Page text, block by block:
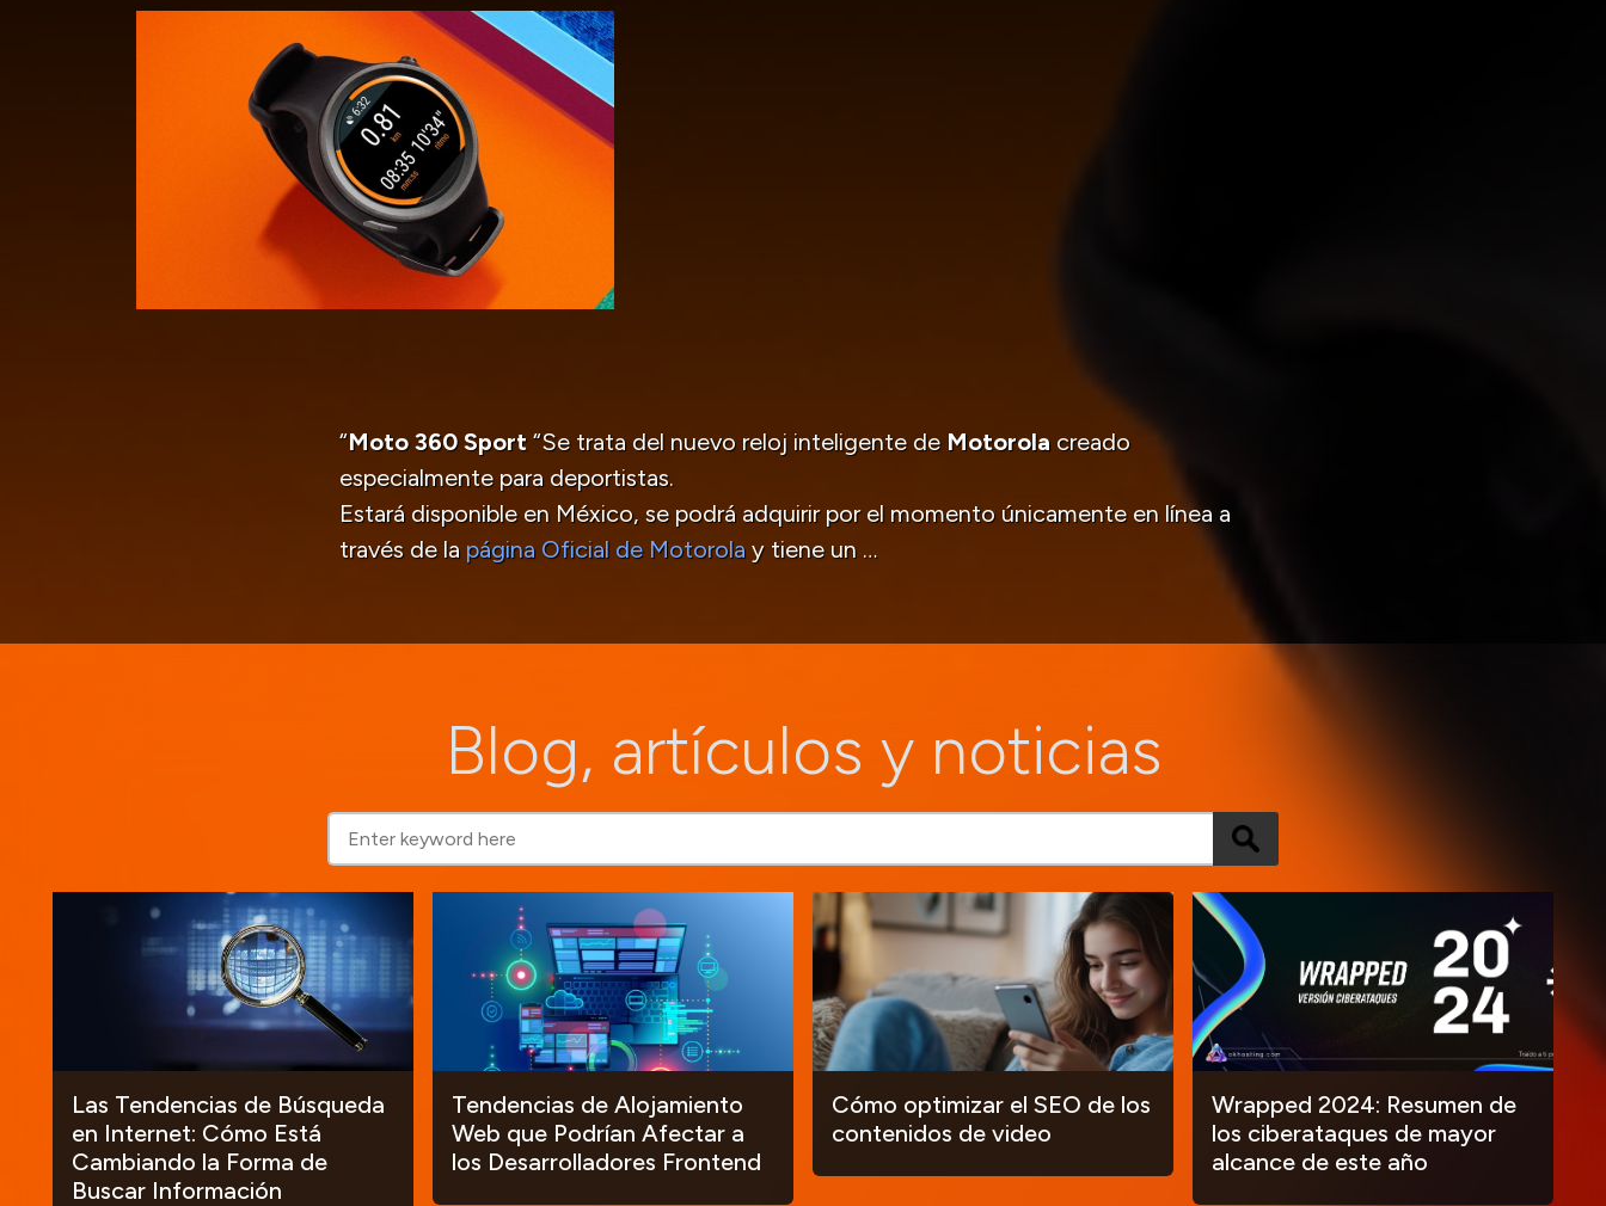
“Moto 360 Sport “Se trata del nuevo reloj inteligente de Motorola creado
especialmente para deportistas.
Estará disponible en México, se podrá adquirir por el momento únicamente en línea a
través de la página Oficial de Motorola y tiene un …
Blog, artículos y noticias
Las Tendencias de Búsqueda
en Internet: Cómo Está
Cambiando la Forma de
Buscar Información
Tendencias de Alojamiento
Web que Podrían Afectar a
los Desarrolladores Frontend
Cómo optimizar el SEO de los
contenidos de video
Wrapped 2024: Resumen de
los ciberataques de mayor
alcance de este año